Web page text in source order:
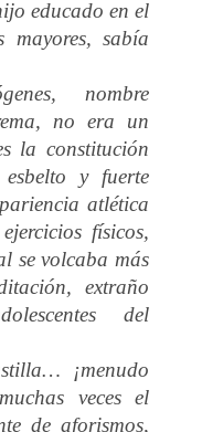
educado en el
mayores, sabía
nombre
no era un
la constitución
y fuerte
atlética
físicos,
se volcaba más
extraño
del
¡menudo
veces el
de aforismos,